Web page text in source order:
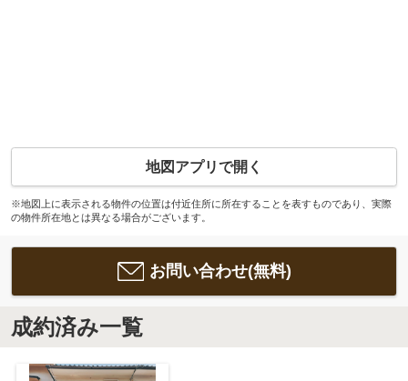
地図アプリで開く
※地図上に表示される物件の位置は付近住所に所在することを表すものであり、実際
の物件所在地とは異なる場合がございます。
お問い合わせ(無料)
成約済み一覧